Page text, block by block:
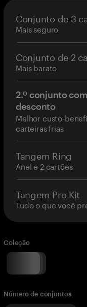
Conjunto de 3
Mais seguro
Conjunto de 2
Mais barato
2.º conjunto
desconto
Melhor custo-
carteiras frias
Tangem Ring
Anel e 2 cartões
Tangem Pro Kit
Tudo o que você
Coleção
Número de conjuntos